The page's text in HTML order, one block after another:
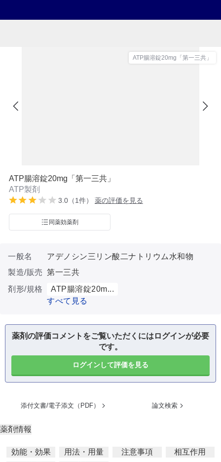
ATP腸溶錠20mg「第一三共」
ATP腸溶錠20mg「第一三共」
ATP製剤
3.0（1件） 薬の評価を見る
同薬効薬剤
一般名
アデノシン三リン酸二ナトリウム水和物
製造/販売 第一三共
剤形/規格
ATP腸溶錠20m...
すべて見る
薬剤の評価コメントをご覧いただくにはログインが必要
です。
ログインして評価を見る
添付文書/電子添文（PDF） 論文検索
薬剤情報
効能・効果 用法・用量 注意事項
相互作用